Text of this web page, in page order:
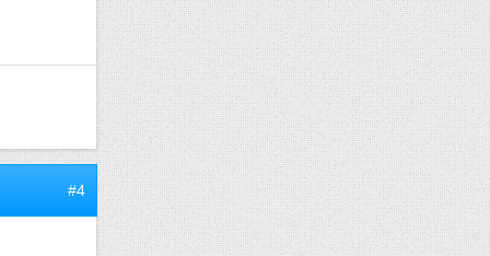
#4